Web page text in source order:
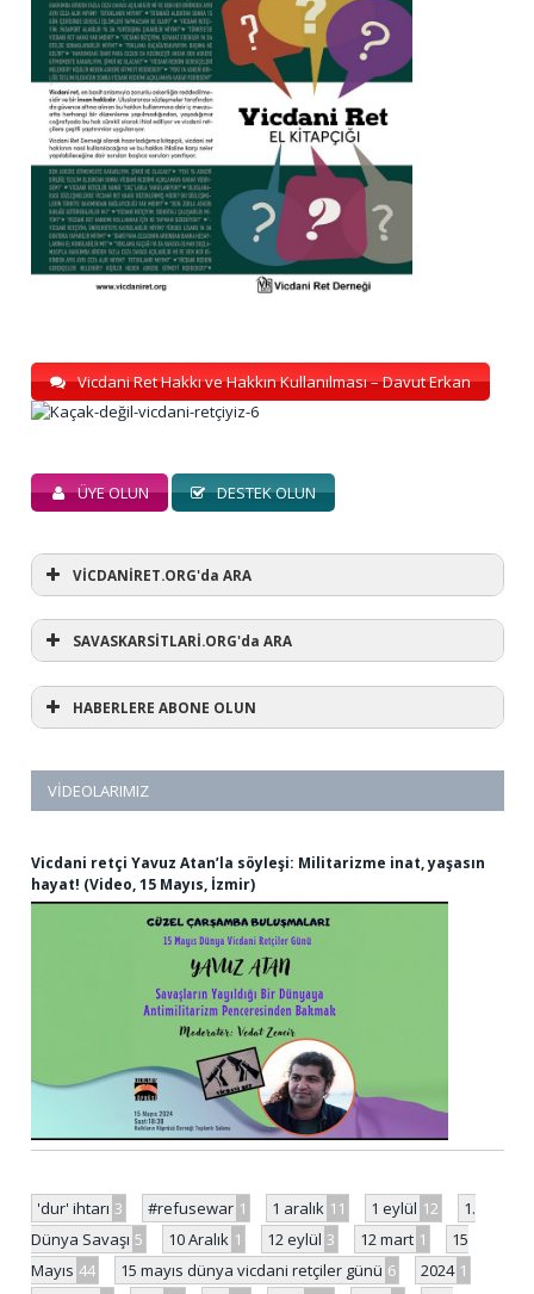
Vicdani Ret Hakkı ve Hakkın Kullanılması – Davut Erkan
ÜYE OLUN DESTEK OLUN
VİCDANİRET.ORG'da ARA
SAVASKARSİTLARİ.ORG'da ARA
HABERLERE ABONE OLUN
VIDEOLARIMIZ
Vicdani retçi Yavuz Atan’la söyleşi: Militarizme inat, yaşasın
hayat! (Video, 15 Mayıs, İzmir)
'dur' ihtarı 3 #refusewar 1 1 aralık 11 1 eylül 12
1.
Dünya Savaşı 5 10 Aralık 1 12 eylül 3 12 mart 1
15
Mayıs 44 15 mayıs dünya vicdani retçiler günü 6 2024 1